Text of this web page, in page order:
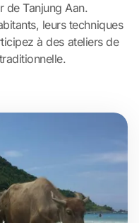
de Tanjung Aan.
leurs techniques
à des ateliers de